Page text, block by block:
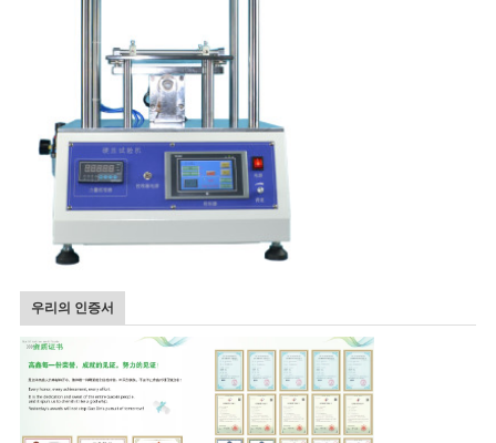
PRIVACY
POLICY
우리의 인증서